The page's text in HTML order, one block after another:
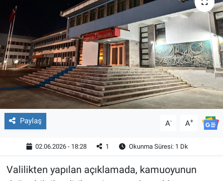
Paylaş A- A+
02.06.2026 - 18:28 1 Okunma Süresi: 1 Dk
Valilikten yapılan açıklamada, kamuoyunun